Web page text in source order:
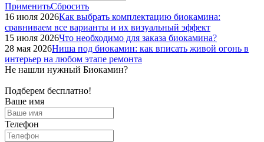
ПрименитьСбросить
16 июля 2026Как выбрать комплектацию биокамина:
сравниваем все варианты и их визуальный эффект
15 июля 2026Что необходимо для заказа биокамина?
28 мая 2026Ниша под биокамин: как вписать живой огонь в
интерьер на любом этапе ремонта
Не нашли нужный Биокамин?
Подберем бесплатно!
Ваше имя
Телефон